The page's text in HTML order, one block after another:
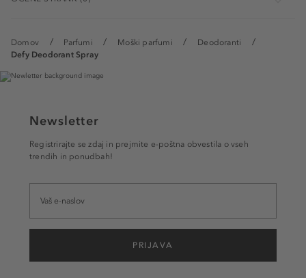
Domov Parfumi Moški parfumi
Deodoranti
Defy Deodorant Spray
Newsletter
Registrirajte se zdaj in prejmite e-poštna obvestila o vseh
trendih in ponudbah!
PRIJAVA